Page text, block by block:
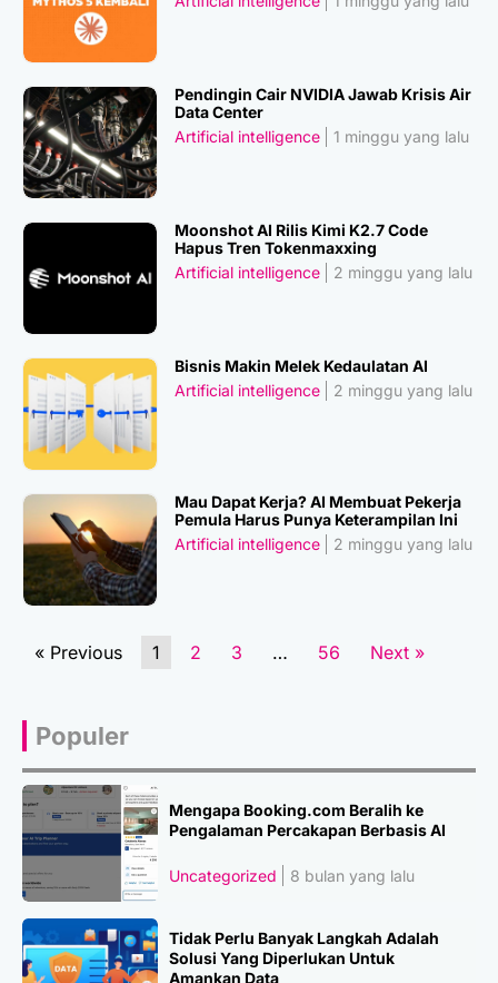
Pendingin Cair NVIDIA Jawab Krisis Air
Data Center
Artificial intelligence
1 minggu yang lalu
Moonshot AI Rilis Kimi K2.7 Code
Hapus Tren Tokenmaxxing
Artificial intelligence
2 minggu yang lalu
Bisnis Makin Melek Kedaulatan AI
Artificial intelligence
2 minggu yang lalu
Mau Dapat Kerja? AI Membuat Pekerja
Pemula Harus Punya Keterampilan Ini
Artificial intelligence
2 minggu yang lalu
« Previous 1 2 3 … 56 Next »
Populer
Mengapa Booking.com Beralih ke
Pengalaman Percakapan Berbasis AI
Uncategorized 8 bulan yang lalu
Tidak Perlu Banyak Langkah Adalah
Solusi Yang Diperlukan Untuk
Amankan Data